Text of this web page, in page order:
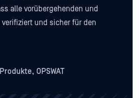
alle vorübergehenden und
und sicher für den
OPSWAT